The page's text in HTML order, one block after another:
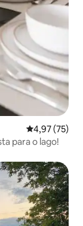
4,97 de uma
4,97 (75)
para o lago!